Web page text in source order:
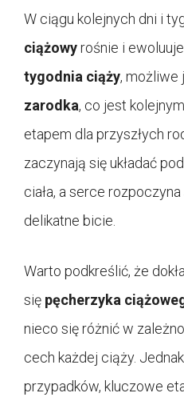
W ciągu kolejnych dni i
ciążowyrośnie i
tygodnia ciąży, możliwe
zarodka, co jest
etapem dla przyszłych
zaczynają się układać
ciała, a serce
delikatne bicie.
Warto podkreślić, że
się pęcherzyka
nieco się różnić w
cech każdej ciąży.
przypadków, kluczowe